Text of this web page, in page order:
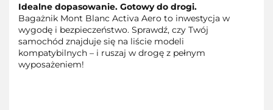
Idealne dopasowanie. Gotowy do drogi.
Bagażnik Mont Blanc Activa Aero to inwestycja w
wygodę i bezpieczeństwo. Sprawdź, czy Twój
samochód znajduje się na liście modeli
kompatybilnych – i ruszaj w drogę z pełnym
wyposażeniem!